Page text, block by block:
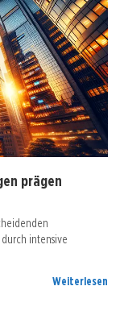
prägen
intensive
Weiterlesen